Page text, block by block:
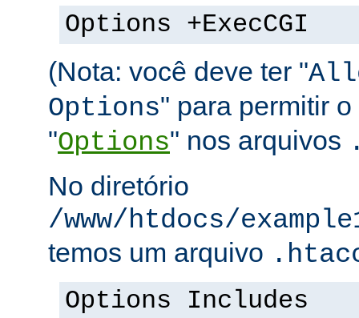
Options +ExecCGI
(Nota: você deve ter "
Options" para permitir
"Options" nos arquivos
No diretório
/www/htdocs/
temos um arquivo
Options Includes